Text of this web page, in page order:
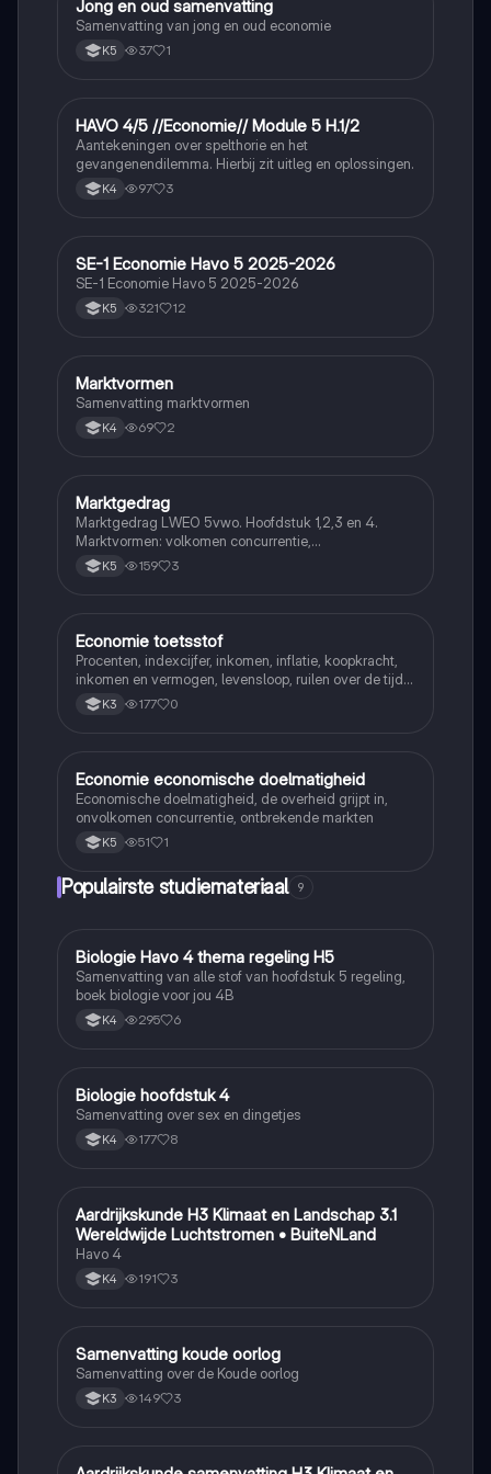
Economie
Jong en oud samenvatting
Samenvatting van jong en oud economie
K5 37 1
Economie
HAVO 4/5 //Economie// Module 5 H.1/2
Aantekeningen over spelthorie en het
gevangenendilemma. Hierbij zit uitleg en oplossingen.
K4 97 3
Economie
SE-1 Economie Havo 5 2025-2026
SE-1 Economie Havo 5 2025-2026
K5 321 12
Economie
Marktvormen
Samenvatting marktvormen
K4 69 2
Economie
Marktgedrag
Marktgedrag LWEO 5vwo. Hoofdstuk 1,2,3 en 4.
Marktvormen: volkomen concurrentie,
monopolistische concurrentie, oligopolie en monopolie
K5 159 3
Economie
Economie toetsstof
Procenten, indexcijfer, inkomen, inflatie, koopkracht,
inkomen en vermogen, levensloop, ruilen over de tijd,
rente (interest), spaarrekening en spaardeposito,
particuliere verzekeringen, averechtse selectie, moral
K3 177 0
Economie
Economie economische doelmatigheid
Economische doelmatigheid, de overheid grijpt in,
onvolkomen concurrentie, ontbrekende markten
K5 51 1
Populairste studiemateriaal 9
Biologie
Biologie Havo 4 thema regeling H5
Samenvatting van alle stof van hoofdstuk 5 regeling,
boek biologie voor jou 4B
K4 295 6
Biologie
Biologie hoofdstuk 4
Samenvatting over sex en dingetjes
K4 177 8
Aardrijkskunde
Aardrijkskunde H3 Klimaat en Landschap 3.1
Wereldwijde Luchtstromen • BuiteNLand
Havo 4
K4 191 3
Geschiedenis
Samenvatting koude oorlog
Samenvatting over de Koude oorlog
K3 149 3